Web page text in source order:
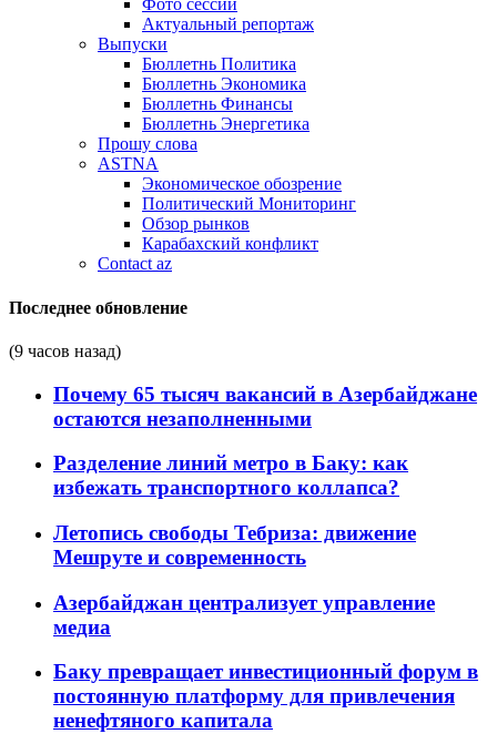
Фото сессии
Актуальный репортаж
Выпуски
Бюллетнь Политика
Бюллетнь Экономика
Бюллетнь Финансы
Бюллетнь Энергетика
Прошу слова
ASTNA
Экономическое обозрение
Политический Мониторинг
Обзор рынков
Карабахский конфликт
Contact az
Последнее обновление
(9 часов назад)
Почему 65 тысяч вакансий в Азербайджане
остаются незаполненными
Разделение линий метро в Баку: как
избежать транспортного коллапса?
Летопись свободы Тебриза: движение
Мешруте и современность
Азербайджан централизует управление
медиа
Баку превращает инвестиционный форум в
постоянную платформу для привлечения
ненефтяного капитала